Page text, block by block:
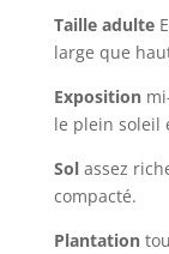
Taille adulte
large que
Exposition
le plein soleil
Solassez
compacté.
Plantation